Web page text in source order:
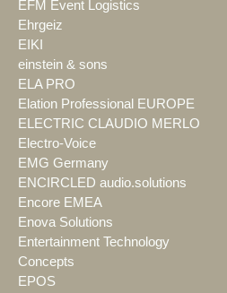
EFM Event Logistics
Ehrgeiz
EIKI
einstein & sons
ELA PRO
Elation Professional EUROPE
ELECTRIC CLAUDIO MERLO
Electro-Voice
EMG Germany
ENCIRCLED audio.solutions
Encore EMEA
Enova Solutions
Entertainment Technology
Concepts
EPOS